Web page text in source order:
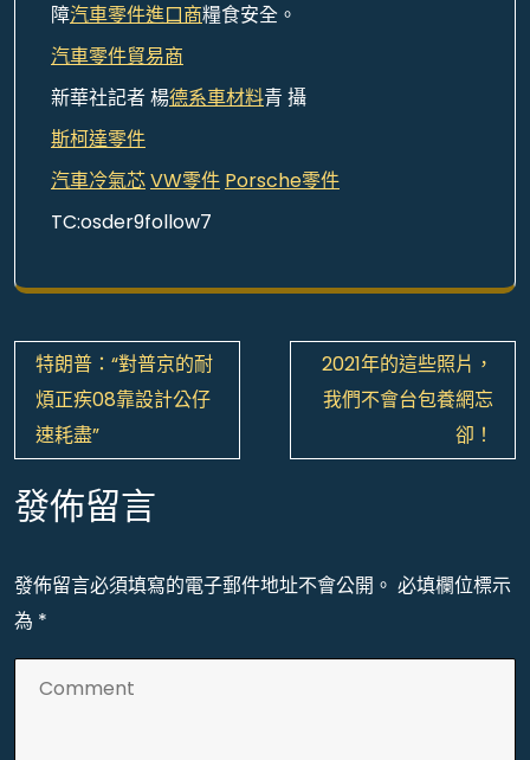
障汽車零件進口商糧食安全。
汽車零件貿易商
新華社記者 楊德系車材料青 攝
斯柯達零件
汽車冷氣芯VW零件 Porsche零件
TC:osder9follow7
文
章
導
覽
特朗普：“對普京的耐
煩正疾08靠設計公仔
速耗盡”
2021年的這些照片，
我們不會台包養網忘
卻！
發佈留言
發佈留言必須填寫的電子郵件地址不會公開。 必填欄位標示
為 *